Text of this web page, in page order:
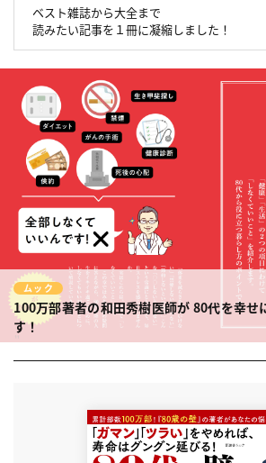
ベスト雑誌から大全まで
読みたい記事を１冊に凝縮しました！
ムック
100万部著者の和田秀樹医師が 80代を幸せ
す！